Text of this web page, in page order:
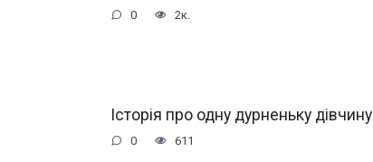
0 2к.
Історія про одну дурненьку дівчину
0 611